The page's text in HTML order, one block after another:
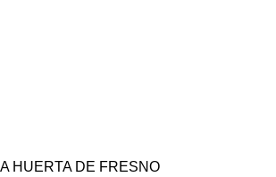
HUERTA DE FRESNO